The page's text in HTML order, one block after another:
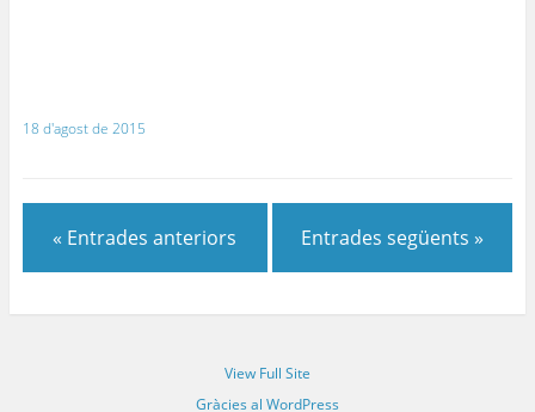
18 d'agost de 2015
« Entrades anteriors Entrades següents »
View Full Site
Gràcies al WordPress